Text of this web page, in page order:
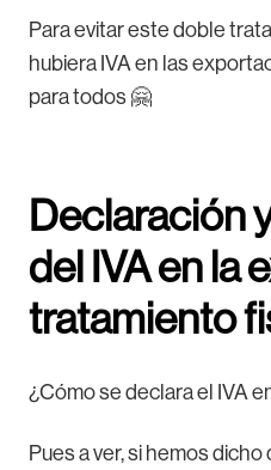
Para evitar este doble
hubiera IVA en las
para todos 🤗
Declaración
del IVA en la
tratamiento
¿Cómo se declara el IVA
Pues a ver, si hemos dicho